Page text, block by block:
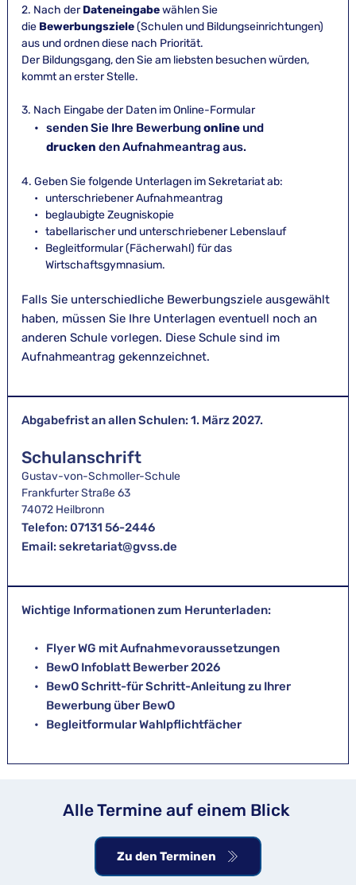
2. Nach der Dateneingabe wählen Sie
die Bewerbungsziele (Schulen und Bildungseinrichtungen)
aus und ordnen diese nach Priorität.
Der Bildungsgang, den Sie am liebsten besuchen würden,
kommt an erster Stelle.
3. Nach Eingabe der Daten im Online-Formular
senden Sie Ihre Bewerbung online
drucken den Aufnahmeantrag aus.
4. Geben Sie folgende Unterlagen im Sekretariat ab:
unterschriebener Aufnahmeantrag
beglaubigte Zeugniskopie
tabellarischer und unterschriebener Lebenslauf
Begleitformular (Fächerwahl) für das
Wirtschaftsgymnasium.
Falls Sie unterschiedliche Bewerbungsziele ausgewählt
haben, müssen Sie Ihre Unterlagen eventuell noch an
anderen Schule vorlegen. Diese Schule sind im
Aufnahmeantrag gekennzeichnet.
Abgabefrist an allen Schulen: 1. März 2027.
Schulanschrift
Gustav-von-Schmoller-Schule
Frankfurter Straße 63
74072 Heilbronn
Telefon: 07131 56-2446
Email: sekretariat@gvss.de
Wichtige Informationen zum Herunterladen:
Flyer WG mit Aufnahmevoraussetzungen
BewO Infoblatt Bewerber 2026
BewO Schritt-für Schritt-Anleitung zu Ihrer
Bewerbung über BewO
Begleitformular Wahlpflichtfächer
Alle Termine auf einem Blick
Zu den Terminen